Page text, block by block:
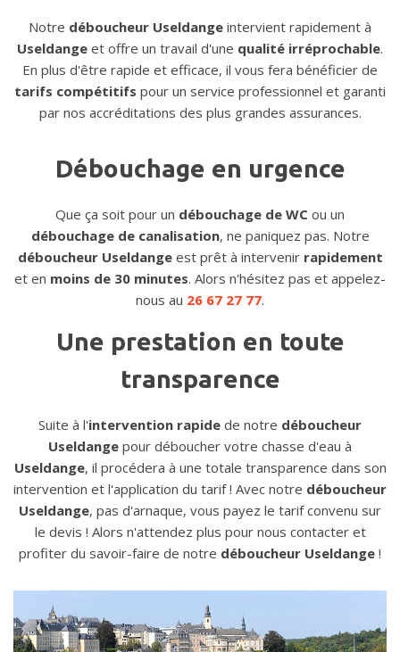
Notre déboucheur Useldange intervient rapidement à
Useldange et offre un travail d'une qualité irréprochable.
En plus d'être rapide et efficace, il vous fera bénéficier de
tarifs compétitifs pour un service professionnel et garanti
par nos accréditations des plus grandes assurances.
Débouchage en urgence
Que ça soit pour un débouchage de WC ou un
débouchage de canalisation, ne paniquez pas. Notre
déboucheur Useldangeest prêt à intervenir rapidement
et en moins de 30 minutes. Alors n'hésitez pas et appelez-
nous au 26 67 27 77.
Une prestation en toute
transparence
Suite à l'intervention rapide de notre déboucheur
Useldange pour déboucher votre chasse d'eau à
Useldange, il procédera à une totale transparence dans son
intervention et l'application du tarif ! Avec notre déboucheur
Useldange, pas d'arnaque, vous payez le tarif convenu sur
le devis ! Alors n'attendez plus pour nous contacter et
profiter du savoir-faire de notre déboucheur Useldange !